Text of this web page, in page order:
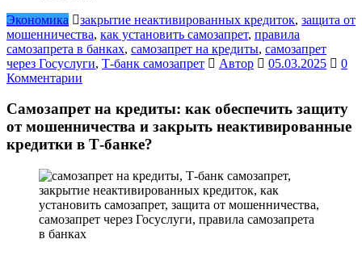
Экономика
закрытие неактивированных кредиток, защита от
мошенничества, как установить самозапрет, правила
самозапрета в банках, самозапрет на кредиты, самозапрет
через Госуслуги, Т-банк самозапрет Автор 05.03.2025
0
Комментарии
Самозапрет на кредиты: как обеспечить защиту
от мошенничества и закрыть неактивированные
кредитки в Т-банке?